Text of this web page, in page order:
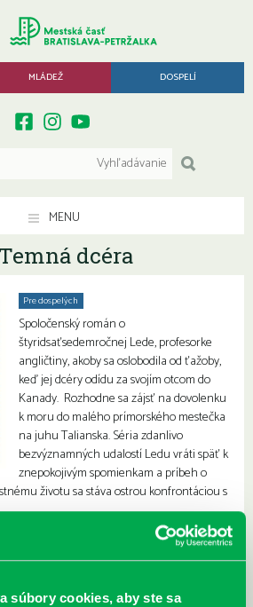
súbory cookies, aby ste sa
MLÁDEŽ DOSPELÍ
MENU
dcéra
Pre dospelých
Spoločenský román o
štyridsaťsedemročnej Lede, profesorke
angličtiny, akoby sa oslobodila od ťažoby,
keď jej dcéry odídu za svojím otcom do
Kanady. Rozhodne sa zájsť na dovolenku
k moru do malého prímorského mestečka
na juhu Talianska. Séria zdanlivo
bezvýznamných udalostí Ledu vráti späť k
znepokojivým spomienkam a príbeh o
životu sa stáva ostrou konfrontáciou s